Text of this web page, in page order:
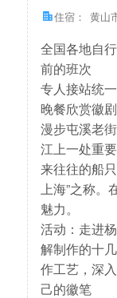
住宿： 黄山
全国各地自
前的班次
专人接站统一
晚餐欣赏徽
漫步屯溪老
江上一处重
来往往的船
上海”之称
魅力。
活动：走进
解制作的十
作工艺，深
己的徽笔